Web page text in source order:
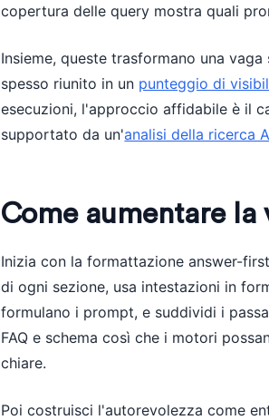
copertura delle query mostra quali
Insieme, queste trasformano una
spesso riunito in un punteggio di
esecuzioni, l'approccio affidabile è il
supportato da un'analisi della ricerca
Come aumentare la
Inizia con la formattazione answer-
di ogni sezione, usa intestazioni in
formulano i prompt, e suddividi i
FAQ e schema così che i motori
chiare.
Poi costruisci l'autorevolezza come